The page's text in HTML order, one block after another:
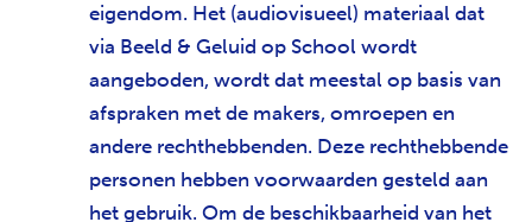
eigendom. Het (audiovisueel) materiaal dat
via Beeld & Geluid op School wordt
aangeboden, wordt dat meestal op basis van
afspraken met de makers, omroepen en
andere rechthebbenden. Deze rechthebbende
personen hebben voorwaarden gesteld aan
het gebruik. Om de beschikbaarheid van het